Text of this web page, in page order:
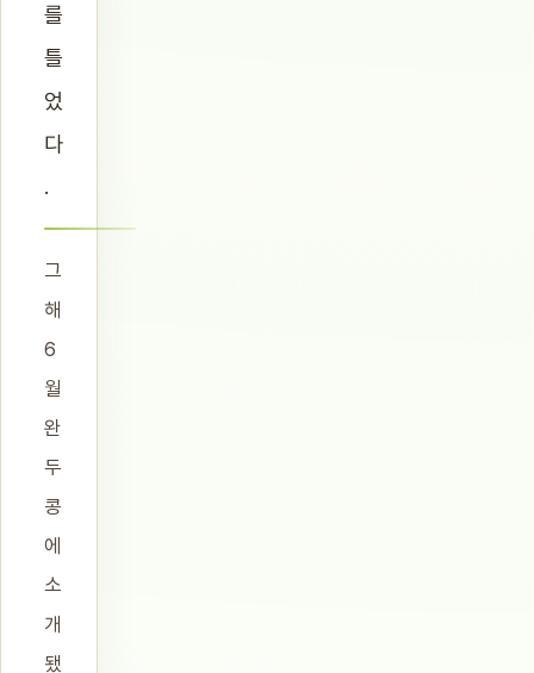
를
틀
었
다
.
그
해
6
월
완
두
콩
에
소
개
됐